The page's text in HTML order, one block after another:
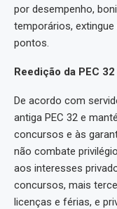
por desempenho,
temporários,
pontos.
Reedição da PEC 32
De acordo com
antiga PEC 32 e
concursos e às
não combate
aos interesses
concursos, mais
licenças e férias, e